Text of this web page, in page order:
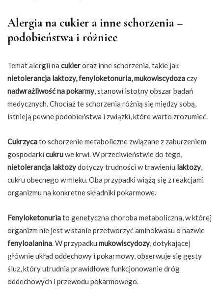
Alergia na cukier a inne schorzenia –
podobieństwa i różnice
Temat alergii na cukieroraz inne schorzenia, takie jak
nietolerancja laktozy, fenyloketonuria, mukowiscydozaczy
nadwrażliwość na pokarmy, stanowi istotny obszar badań
medycznych. Chociaż te schorzenia różnią się między sobą,
istnieją pewne podobieństwa i związki, które warto zrozumieć.
Cukrzycato schorzenie metaboliczne związane z zaburzeniem
gospodarki cukruwe krwi. W przeciwieństwie do tego,
nietolerancja laktozydotyczy trudności w trawieniu laktozy,
cukru obecnego w mleku. Oba przypadki wiążą się z reakcjami
organizmu na konkretne składniki pokarmowe.
Fenyloketonuriato genetyczna choroba metaboliczna, w której
organizm nie jest w stanie przetworzyć aminokwasu o nazwie
fenyloalanina. W przypadku mukowiscydozy, dotykającej
głównie układ oddechowy i pokarmowy, obserwuje się gęsty
śluz, który utrudnia prawidłowe funkcjonowanie dróg
oddechowych i przewodu pokarmowego.